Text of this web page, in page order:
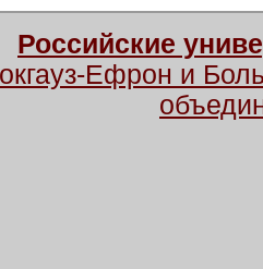
Российские
Ефрон и